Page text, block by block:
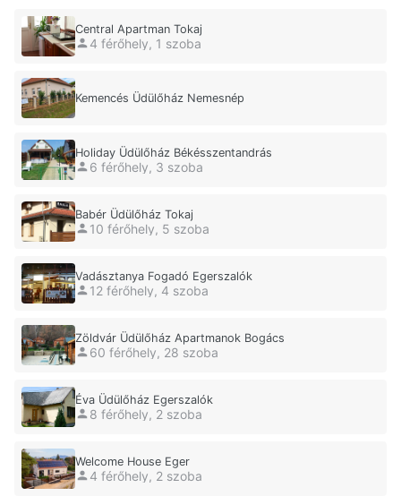
Central Apartman Tokaj
4 férőhely, 1 szoba
Kemencés Üdülőház Nemesnép
Holiday Üdülőház Békésszentandrás
6 férőhely, 3 szoba
Babér Üdülőház Tokaj
10 férőhely, 5 szoba
Vadásztanya Fogadó Egerszalók
12 férőhely, 4 szoba
Zöldvár Üdülőház Apartmanok Bogács
60 férőhely, 28 szoba
Éva Üdülőház Egerszalók
8 férőhely, 2 szoba
Welcome House Eger
4 férőhely, 2 szoba